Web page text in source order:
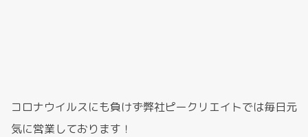
コロナウイルスにも負けず弊社ピークリエイトでは毎日元
気に営業しております！